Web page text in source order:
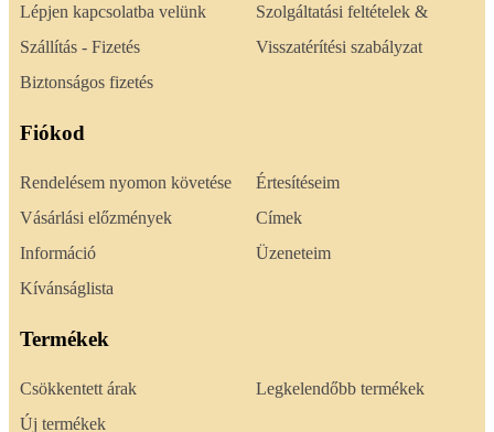
Lépjen kapcsolatba velünk
Szállítás - Fizetés
Biztonságos fizetés
Szolgáltatási feltételek &
Visszatérítési szabályzat
Fiókod
Rendelésem nyomon követése
Vásárlási előzmények
Információ
Kívánságlista
Értesítéseim
Címek
Üzeneteim
Termékek
Csökkentett árak
Új termékek
Legkelendőbb termékek